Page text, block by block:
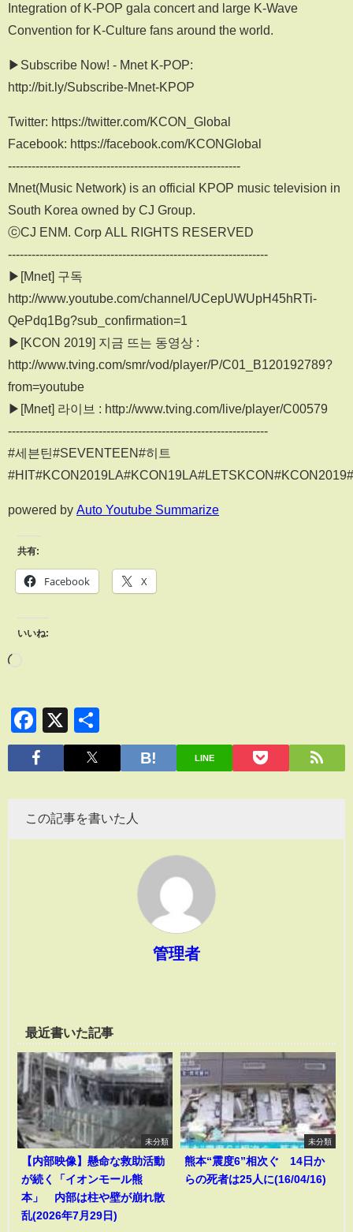
Integration of K-POP gala concert and large K-Wave
Convention for K-Culture fans around the world.
▶Subscribe Now! - Mnet K-POP:
http://bit.ly/Subscribe-Mnet-KPOP
Twitter: https://twitter.com/KCON_Global
Facebook: https://facebook.com/KCONGlobal
-----------------------------------------------------------
Mnet(Music Network) is an official KPOP music television in
South Korea owned by CJ Group.
ⓒCJ ENM. Corp ALL RIGHTS RESERVED
------------------------------------------------------------------
▶[Mnet] 구독
http://www.youtube.com/channel/UCepUWUpH45hRTi-
QePdq1Bg?sub_confirmation=1
▶[KCON 2019] 지금 뜨는 동영상 :
http://www.tving.com/smr/vod/player/P/C01_B120192789?
from=youtube
▶[Mnet] 라이브 : http://www.tving.com/live/player/C00579
------------------------------------------------------------------
#세븐틴#SEVENTEEN#히트
powered by Auto Youtube Summarize
共有:
Facebook X
いいね:
Facebook
X
有
LINE
この記事を書いた人
管理者
最近書いた記事
未分類
【内部映像】懸命な救助活動
が続く「イオンモール熊
本」 内部は柱や壁が崩れ散
乱(2026年7月29日)
未分類
熊本“震度6”相次ぐ 14日か
らの死者は25人に(16/04/16)